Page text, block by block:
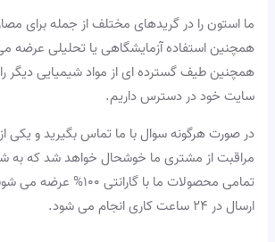
ما استون را در گریدهای مختلف از جمله برای
همچنین استفاده آزمایشگاهی یا تحلیلی عرضه
همچنین طیف گسترده ای از مواد شیمیایی دیگر
سایت خود در دسترس داریم.
در صورت هرگونه سوال با ما تماس بگیرید و یکی
مراقبت از مشتری ما خوشحال خواهد شد که به
تمامی محصولات ما با گارانتی
ارسال در ۲۴ ساعت کاری انجام می شود.